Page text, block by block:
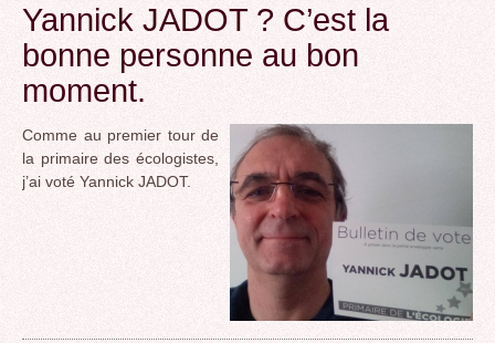
Yannick JADOT ? C’est la
bonne personne au bon
moment.
Comme au premier tour de
la primaire des écologistes,
j’ai voté Yannick JADOT.